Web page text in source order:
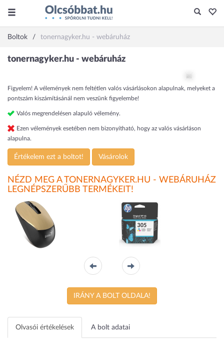
Boltok tonernagyker.hu - webáruház
tonernagyker.hu - webáruház
Figyelem! A vélemények nem feltétlen valós vásárlásokon alapulnak, melyeket a
pontszám kiszámításánál nem veszünk figyelembe!
Valós megrendelésen alapuló vélemény.
Ezen vélemények esetében nem bizonyítható, hogy az valós vásárláson
alapulna.
Értékelem ezt a boltot! Vásárolok
NÉZD MEG A TONERNAGYKER.HU - WEBÁRUHÁZ
LEGNÉPSZERŰBB TERMÉKEIT!
No.305 színes
eredeti
HP
IRÁNY A BOLT OLDALA!
Olvasói értékelések A bolt adatai